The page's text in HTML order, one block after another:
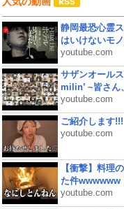
静岡最恐心霊
はいけないモ
youtube.com
サザンオール
milin’ ~皆さん
youtube.com
ご紹介します!!!
youtube.com
【衝撃】料理
た件wwwwww
youtube.com